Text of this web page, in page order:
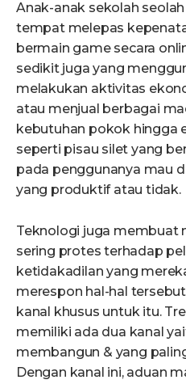
Anak-anak sekolah
tempat melepas
bermain game secara
sedikit juga yang
melakukan aktivitas
atau menjual berbagai
kebutuhan pokok hingga
seperti pisau silet yang
pada penggunanya mau
yang produktif atau tidak.
Teknologi juga membuat
sering protes terhadap
ketidakadilan yang
merespon hal-hal
kanal khusus untuk itu.
memiliki ada dua kanal
membangun & yang
Dengan kanal ini, aduan